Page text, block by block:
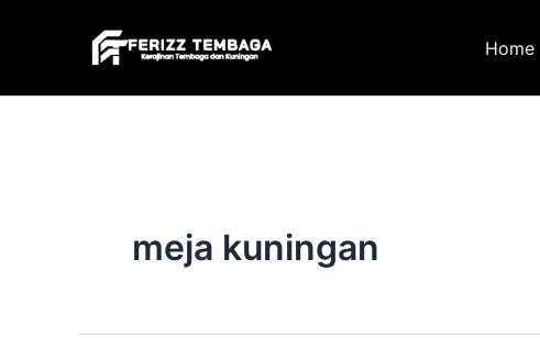
Home
meja kuningan